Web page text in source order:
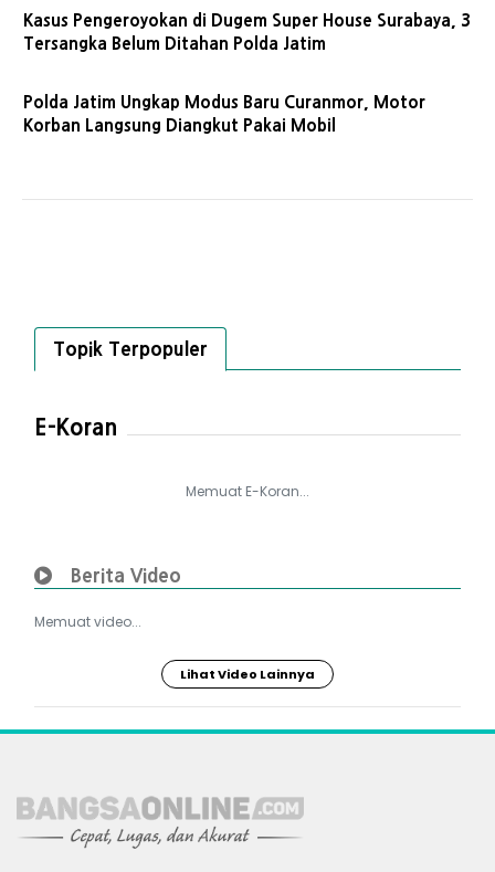
Kasus Pengeroyokan di Dugem Super House Surabaya, 3
Tersangka Belum Ditahan Polda Jatim
Polda Jatim Ungkap Modus Baru Curanmor, Motor
Korban Langsung Diangkut Pakai Mobil
Topik Terpopuler
E-Koran
Memuat E-Koran...
Berita Video
Memuat video...
Lihat Video Lainnya